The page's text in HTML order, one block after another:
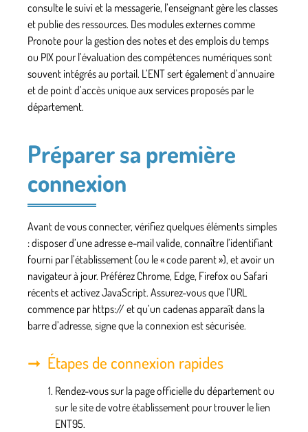
consulte le suivi et la messagerie, l’enseignant gère les classes
et publie des ressources. Des modules externes comme
Pronote pour la gestion des notes et des emplois du temps
ou PIX pour l’évaluation des compétences numériques sont
souvent intégrés au portail. L’ENT sert également d’annuaire
et de point d’accès unique aux services proposés par le
département.
Préparer sa première
connexion
Avant de vous connecter, vérifiez quelques éléments simples
: disposer d’une adresse e-mail valide, connaître l’identifiant
fourni par l’établissement (ou le « code parent »), et avoir un
navigateur à jour. Préférez Chrome, Edge, Firefox ou Safari
récents et activez JavaScript. Assurez-vous que l’URL
commence par https:// et qu’un cadenas apparaît dans la
barre d’adresse, signe que la connexion est sécurisée.
Étapes de connexion rapides
Rendez-vous sur la page officielle du département ou
sur le site de votre établissement pour trouver le lien
ENT95.